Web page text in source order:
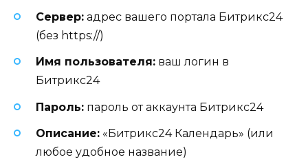
Сервер: адрес вашего портала Битрикс24
(без https://)
Имя пользователя: ваш логин в
Битрикс24
Пароль: пароль от аккаунта Битрикс24
Описание: «Битрикс24 Календарь» (или
любое удобное название)